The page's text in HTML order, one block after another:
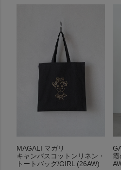
MAGALI マガリ
キャンバスコットンリネン・
トートバッグ/GIRL (26AW)